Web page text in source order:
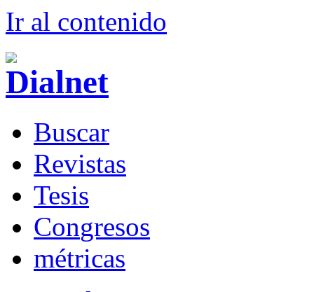
Ir al contenido
Buscar
Revistas
Tesis
Congresos
métricas